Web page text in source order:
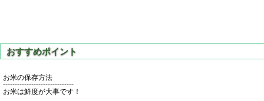
お米の保存方法
------------------------------
お米は鮮度が大事です！